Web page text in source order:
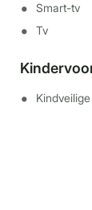
Smart-tv
Tv